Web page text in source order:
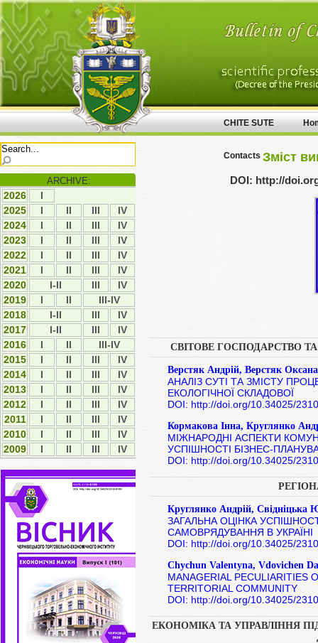
ARCHIVE:
2026
І
2025
І ІI ІII
ІV
2024
І ІI ІII
ІV
2023
І ІI ІII
ІV
2022
І ІI ІII
ІV
2021
І ІI ІII
IV
2020
I-II ІII
IV
2019
І ІI
III-IV
2018
I-II ІІІ
ІV
2017
I-II ІІІ
IV
2016
I II
III-IV
2015
І ІІ ІІІ
IV
2014
І ІІ ІІІ
ІV
2013
І ІІ ІІІ
ІV
2012
І ІI ІII
ІV
2011
І ІI ІII
ІV
2010
І ІI ІII
ІV
2009
І ІI ІII ІV
CHITE SUTE
Contacts Зміст
DOI: http://
СВІТОВЕ ГОСПОДАРСТВО
Верстяк Андрій, Верстяк Оксана
АНАЛІЗ СУТІ ТА ЗМІСТУ
ЕКОЛОГІЧНОЇ СКЛАДОВОЇ
DOI: http://doi.org/10.34025/
Кормакова Інна, Круглянко
МІЖНАРОДНІ АСПЕКТИ
УСПІШНОСТІ БІЗНЕС-
DOI: http://doi.org/10.34025/
Круглянко Андрій, Свідніцька
ЗАГАЛЬНА ОЦІНКА
САМОВРЯДУВАННЯ В УКРАЇНІ
DOI: http://doi.org/10.34025/
Chychun Valentyna, Vdovichen
MANAGERIAL PECULIARITIES
TERRITORIAL COMMUNITY
DOI: http://doi.org/10.34025/
ЕКОНОМІКА ТА УПРАВЛІННЯ